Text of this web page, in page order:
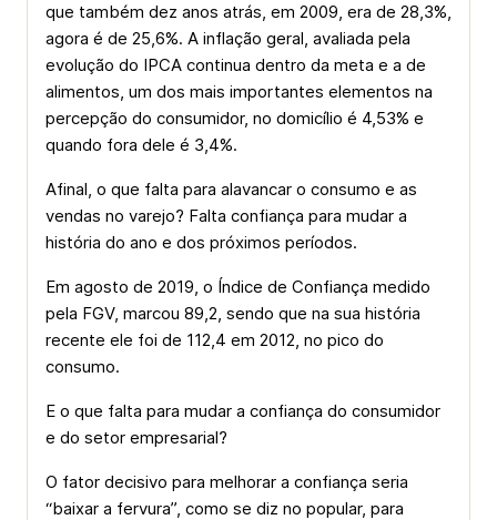
que também dez anos atrás, em 2009, era de 28,3%,
agora é de 25,6%. A inflação geral, avaliada pela
evolução do IPCA continua dentro da meta e a de
alimentos, um dos mais importantes elementos na
percepção do consumidor, no domicílio é 4,53% e
quando fora dele é 3,4%.
Afinal, o que falta para alavancar o consumo e as
vendas no varejo? Falta confiança para mudar a
história do ano e dos próximos períodos.
Em agosto de 2019, o Índice de Confiança medido
pela FGV, marcou 89,2, sendo que na sua história
recente ele foi de 112,4 em 2012, no pico do
consumo.
E o que falta para mudar a confiança do consumidor
e do setor empresarial?
O fator decisivo para melhorar a confiança seria
“baixar a fervura”, como se diz no popular, para